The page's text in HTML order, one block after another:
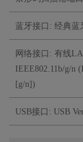
蓝牙接口: 经典蓝
网络接口: 有线
IEEE802.11b/g/n
[g/n])
USB接口: USB